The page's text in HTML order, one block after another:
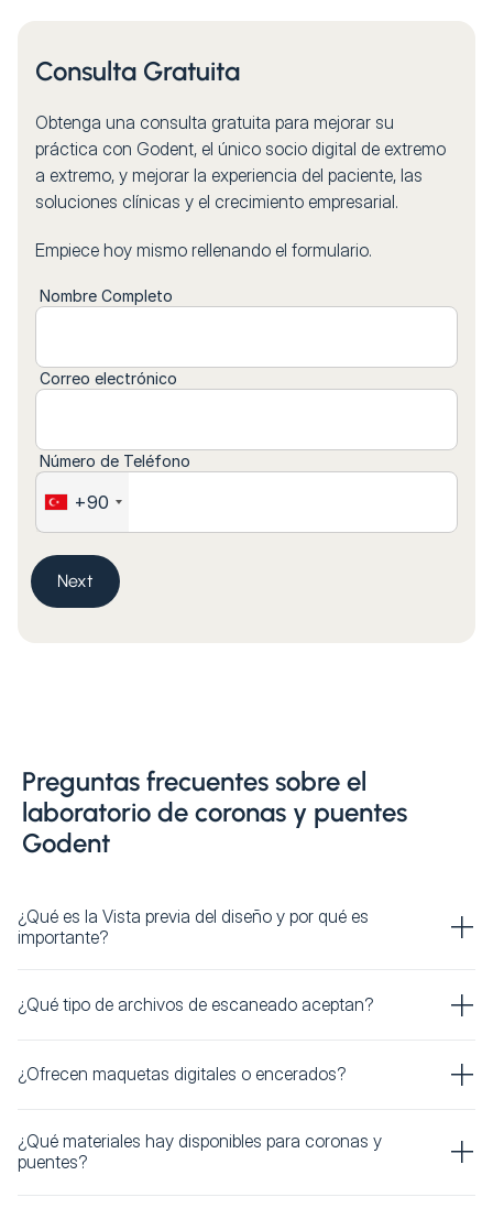
Consulta Gratuita
Obtenga una consulta gratuita para mejorar su
práctica con Godent, el único socio digital de extremo
a extremo, y mejorar la experiencia del paciente, las
soluciones clínicas y el crecimiento empresarial.
Empiece hoy mismo rellenando el formulario.
Nombre Completo
Correo electrónico
Número de Teléfono
+90
Next
Preguntas frecuentes sobre el
laboratorio de coronas y puentes
Godent
¿Qué es la Vista previa del diseño y por qué es
importante?
¿Qué tipo de archivos de escaneado aceptan?
¿Ofrecen maquetas digitales o encerados?
¿Qué materiales hay disponibles para coronas y
puentes?